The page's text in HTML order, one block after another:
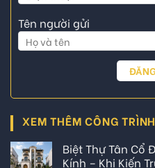
Tên người gửi
XEM THÊM CÔNG TRÌNH
Biệt Thự Tân Cổ
Kính – Khi Kiến